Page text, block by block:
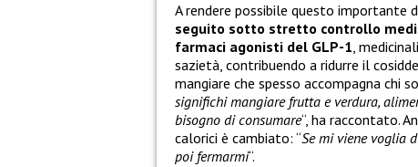
A rendere possibile questo importante
seguito sotto stretto controllo
farmaci agonisti del GLP-1,
sazietà, contribuendo a ridurre il
mangiare che spesso accompagna chi
significhi mangiare frutta e verdura,
bisogno di consumare“, ha raccontato.
calorici è cambiato: “Se mi viene voglia
poi fermarmi“.